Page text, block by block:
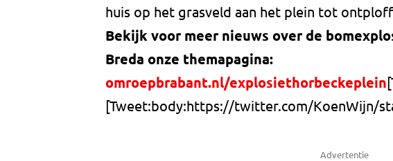
huis op het grasveld aan het plein tot
Bekijk voor meer nieuws over de
Breda onze themapagina:
omroepbrabant.nl/explosiethorbeckeplein
[Tweet:body:https://twitter.com/KoenWijn/
Advertentie